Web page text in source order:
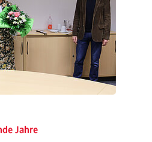
Jahre